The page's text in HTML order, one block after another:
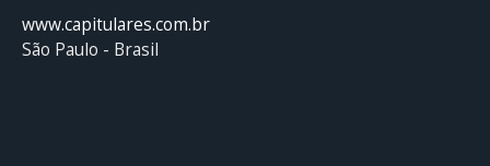
www.capitulares.com.br
São Paulo - Brasil